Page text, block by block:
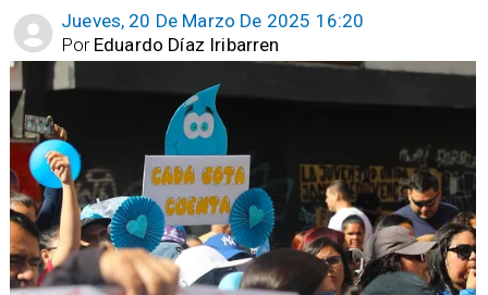
Jueves, 20 De Marzo De 2025 16:20
Eduardo Díaz Iribarren
Por